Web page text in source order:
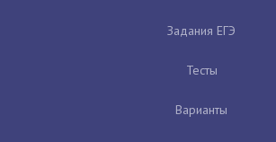
Задания ЕГЭ
Тесты
Варианты